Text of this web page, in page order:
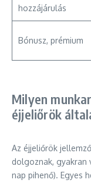
hozzájárulás
Bónusz, prémium
Milyen
éjjeliőrök
Az éjjeliőrök
dolgoznak, gyakran
nap pihenő). Egyes